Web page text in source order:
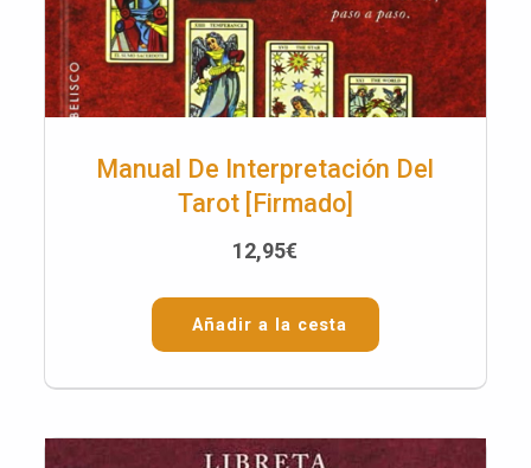
Manual De Interpretación Del
Tarot [Firmado]
12,95€
Añadir a la cesta